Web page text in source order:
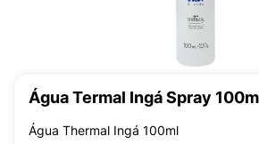
Água Termal Ingá Spray
Água Thermal Ingá 100ml